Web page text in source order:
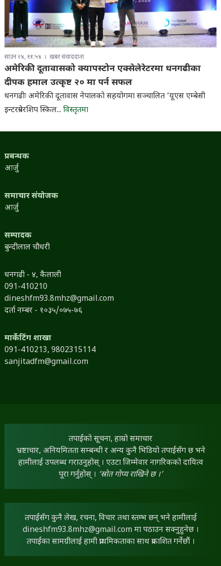
साउन २४, ११:५४ खबर संवाददाता
अमेरिकी दूतावासको क्यापस्टोन एक्सेलेरेटरमा धनगढीका
दीपक हमाल उत्कृष्ट २० मा पर्न सफल
धनगढीः अमेरिकी दूतावास नेपालको सहयोगमा सञ्चालित ‘यूएस एम्बेसी
इन्टरप्रेनरशिप स्किल... विस्तृतमा
प्रबन्धक
आर्जु
समाचार संयोजक
आर्जु
सम्पादक
बुन्दीलाल चौधरी
धनगढी - ४, कैलाली
091-410210
dineshfm93.8mhz@gmail.com
दर्ता नम्बर - १०३५/०७५-७६
मार्केटिंग शाखा
091-410213, 9802315114
sanjitadfm@gmail.com
तपाईंको सूचना, हाम्रो समाचार
भ्रष्टाचार, अनियमितता सम्बन्धी र अन्य कुनै भिडियो तपाईंसँग छ भने
हामीलाई उपलब्ध गराउनुहोस् । एउटा जिम्मेवार नागरिकको दायित्व
पूरा गर्नुहोस् । ‘स्रोत गोप्य राखिने छ ।’
तपाईंसँग कुनै लेख, रचना, विचार तथा स्तम्भ छन् भने हामीलाई
dineshfm93.8mhz@gmail.comमा पठाउन सक्नुहुनेछ ।
तपाईंका सामग्रीलाई हामी प्राथमिकताका साथ प्रकाशित गर्नेछौं ।